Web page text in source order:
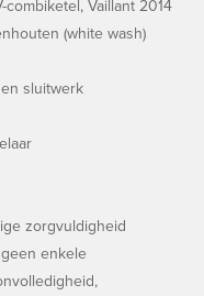
Vaillant 2014
(white wash)
sluitwerk
zorgvuldigheid
enkele